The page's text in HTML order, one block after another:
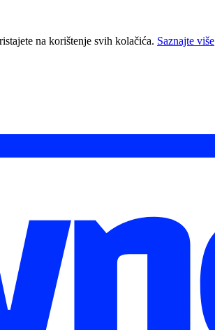
na korištenje svih kolačića. Saznajte više